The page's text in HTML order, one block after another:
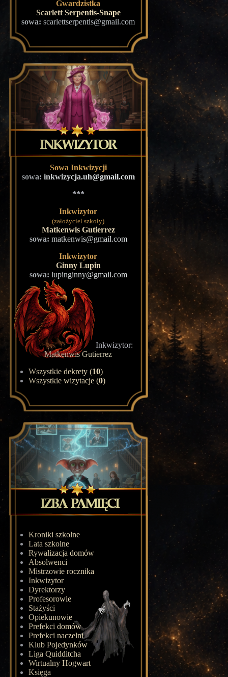
Gwardzistka
Scarlett Serpentis-Snape
sowa: scarlettserpentis@gmail.com
Sowa Inkwizycji
sowa: inkwizycja.uh@gmail.com
***
Inkwizytor
(założyciel szkoły)
Matkenwis Gutierrez
sowa: matkenwis@gmail.com
Inkwizytor
Ginny Lupin
sowa: lupinginny@gmail.com
Inkwizytor:
Matkenwis Gutierrez
Wszystkie dekrety (10)
Wszystkie wizytacje (0)
Kroniki szkolne
Lata szkolne
Rywalizacja domów
Absolwenci
Mistrzowie rocznika
Inkwizytor
Dyrektorzy
Profesorowie
Stażyści
Opiekunowie
Prefekci domów
Prefekci naczelni
Klub Pojedynków
Liga Quidditcha
Wirtualny Hogwart
Księga